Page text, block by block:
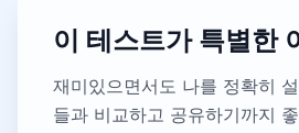
이 테스트가 특별한
재미있으면서도 나를 정확히
들과 비교하고 공유하기까지